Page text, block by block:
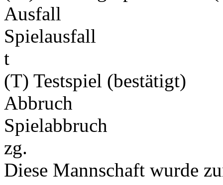
Ausfall
Spielausfall
t
(T) Testspiel (bestätigt)
Abbruch
Spielabbruch
zg.
Diese Mannschaft wurde